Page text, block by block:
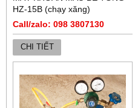
HZ-15B (chạy xăng)
Call/zalo: 098 3807130
CHI TIẾT